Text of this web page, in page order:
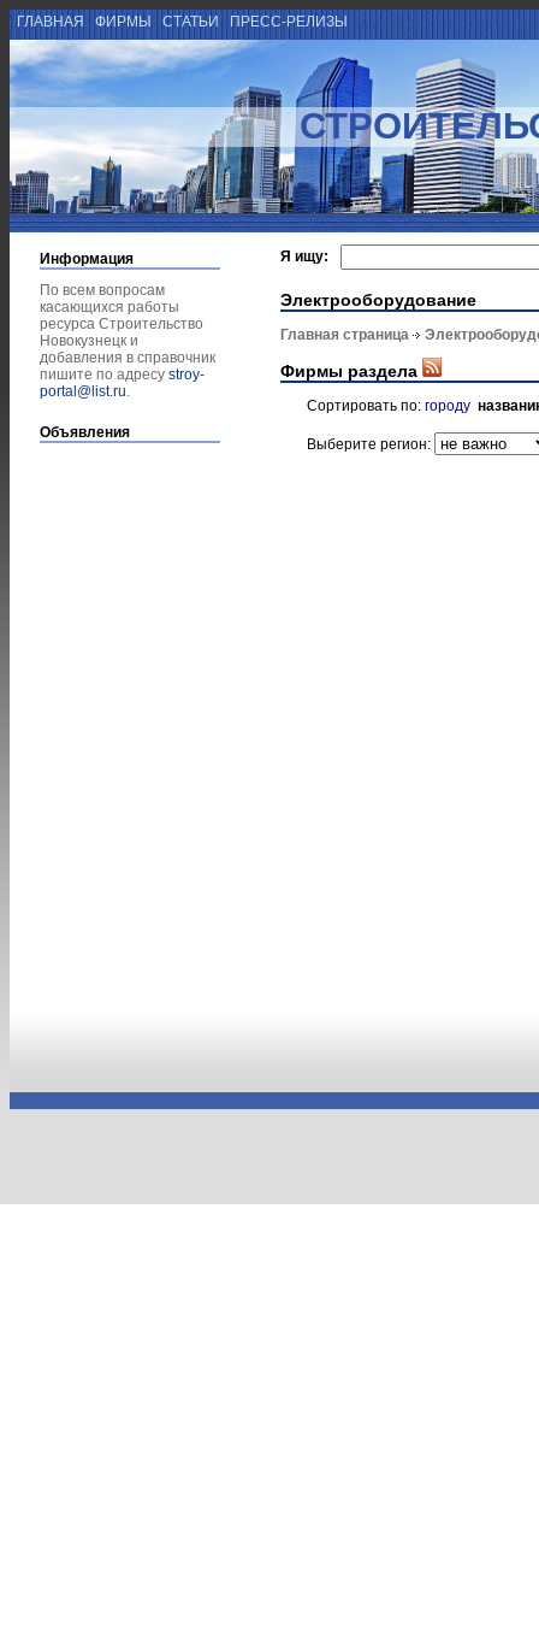
ГЛАВНАЯ ФИРМЫ СТАТЬИ ПРЕСС-РЕЛИЗЫ
Информация
По всем вопросам
касающихся работы
ресурса Строительство
Новокузнецк и
добавления в справочник
пишите по адресу stroy-
portal@list.ru.
Объявления
Я ищу:
Электрооборудование
Главная страница
Фирмы раздела
Сортировать по: городу
Выберите регион: